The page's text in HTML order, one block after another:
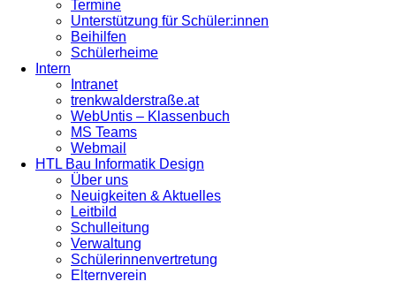
Termine
Unterstützung für Schüler:innen
Beihilfen
Schülerheime
Intern
Intranet
trenkwalderstraße.at
WebUntis – Klassenbuch
MS Teams
Webmail
HTL Bau Informatik Design
Über uns
Neuigkeiten & Aktuelles
Leitbild
Schulleitung
Verwaltung
Schülerinnenvertretung
Elternverein